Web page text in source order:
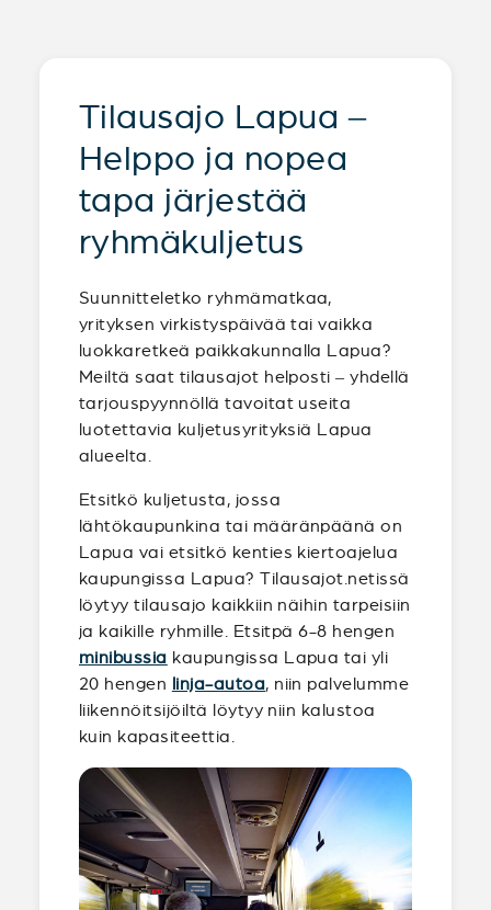
Tilausajo Lapua –
Helppo ja nopea
tapa järjestää
ryhmäkuljetus
Suunnitteletko ryhmämatkaa,
yrityksen virkistyspäivää tai vaikka
luokkaretkeä paikkakunnalla Lapua?
Meiltä saat tilausajot helposti – yhdellä
tarjouspyynnöllä tavoitat useita
luotettavia kuljetusyrityksiä Lapua
alueelta.
Etsitkö kuljetusta, jossa
lähtökaupunkina tai määränpäänä on
Lapua vai etsitkö kenties kiertoajelua
kaupungissa Lapua? Tilausajot.netissä
löytyy tilausajo kaikkiin näihin tarpeisiin
ja kaikille ryhmille. Etsitpä 6-8 hengen
minibussia kaupungissa Lapua tai yli
20 hengen linja-autoa, niin palvelumme
liikennöitsijöiltä löytyy niin kalustoa
kuin kapasiteettia.